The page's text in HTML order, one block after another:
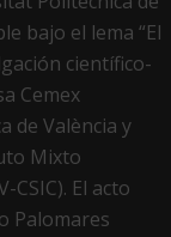
bajo el lema “El
científico-
Cemex
de València y
Mixto
El acto
Palomares